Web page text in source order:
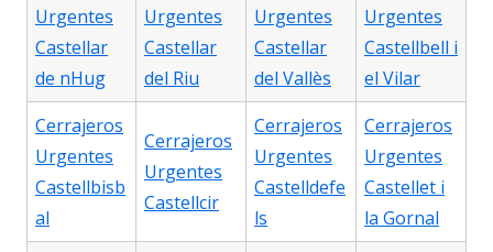
Urgentes
Castellar
de nHug
Urgentes
Castellar
del Riu
Urgentes
Castellar
del Vallès
Urgentes
Castellbell i
el Vilar
Cerrajeros
Urgentes
Castellbisb
al
Cerrajeros
Urgentes
Castellcir
Cerrajeros
Urgentes
Castelldefe
ls
Cerrajeros
Urgentes
Castellet i
la Gornal